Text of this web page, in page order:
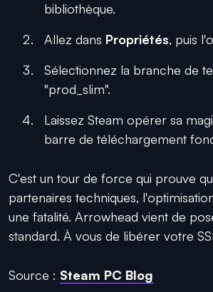
bibliothèque.
Allez dans Propriétés, puis
Sélectionnez la branche de
"prod_slim".
Laissez Steam opérer sa
barre de téléchargement
C'est un tour de force qui prouve
partenaires techniques,
une fatalité. Arrowhead vient de
standard. À vous de libérer votre
Source : Steam PC Blog